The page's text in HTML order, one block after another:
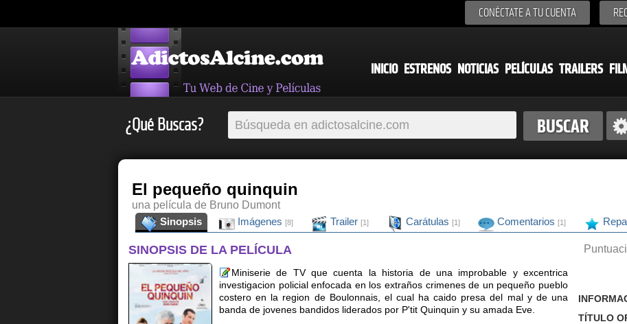
CONÉCTATE A TU CUENTA
INICIO ESTRENOS NOTICIAS PELÍCULAS TRAILERS
¿Qué Buscas?
El pequeño quinquin
una película de Bruno Dumont
Sinopsis
Imágenes [8] Trailer [1] Carátulas [1] Comentarios [1]
SINOPSIS DE LA PELÍCULA
Miniserie de TV que cuenta la historia de una improbable y excentrica
investigacion policial enfocada en los extraños crimenes de un pequeño pueblo
costero en la region de Boulonnais, el cual ha caido presa del mal y de una
banda de jovenes bandidos liderados por P'tit Quinquin y su amada Eve.
TÍTULO